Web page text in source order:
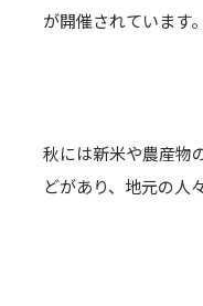
が開催されています。
秋には新米や農産物
どがあり、地元の人